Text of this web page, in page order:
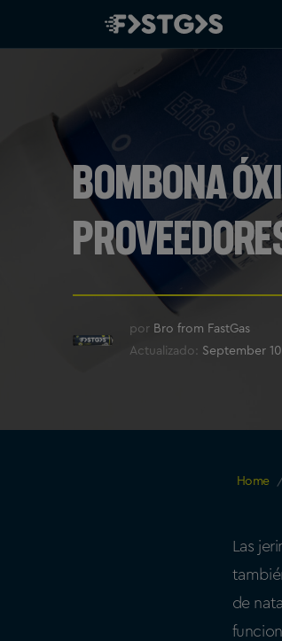
Bombona
por Bro from FastGas
Actualizado: September
Home
Las
de